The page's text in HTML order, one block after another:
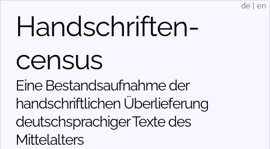
Handschriften­
census
Eine Bestandsaufnahme der
handschriftlichen Über­lieferung
deutschsprachiger Texte des
Mittelalters
de en